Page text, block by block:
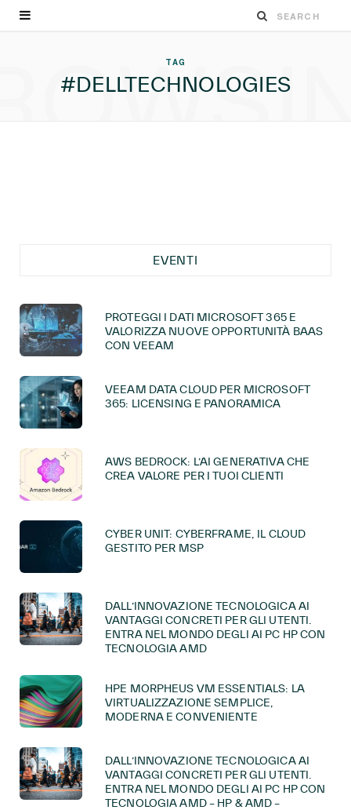
TAG
#DELLTECHNOLOGIES
EVENTI
PROTEGGI I DATI MICROSOFT 365 E
VALORIZZA NUOVE OPPORTUNITÀ BAAS
CON VEEAM
VEEAM DATA CLOUD PER MICROSOFT
365: LICENSING E PANORAMICA
AWS BEDROCK: L’AI GENERATIVA CHE
CREA VALORE PER I TUOI CLIENTI
CYBER UNIT: CYBERFRAME, IL CLOUD
GESTITO PER MSP
DALL’INNOVAZIONE TECNOLOGICA AI
VANTAGGI CONCRETI PER GLI UTENTI.
ENTRA NEL MONDO DEGLI AI PC HP CON
TECNOLOGIA AMD
HPE MORPHEUS VM ESSENTIALS: LA
VIRTUALIZZAZIONE SEMPLICE,
MODERNA E CONVENIENTE
DALL’INNOVAZIONE TECNOLOGICA AI
VANTAGGI CONCRETI PER GLI UTENTI.
ENTRA NEL MONDO DEGLI AI PC HP CON
TECNOLOGIA AMD – HP & AMD –